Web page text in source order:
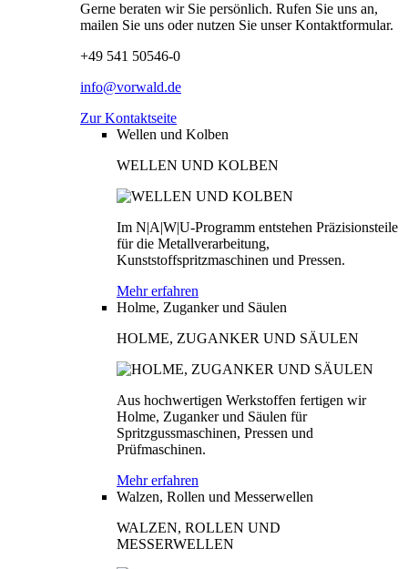
Gerne beraten wir Sie persönlich. Rufen Sie uns an,
mailen Sie uns oder nutzen Sie unser Kontaktformular.
+49 541 50546-0
info@vorwald.de
Zur Kontaktseite
Wellen und Kolben
WELLEN UND KOLBEN
Im N|A|W|U-Programm entstehen Präzisionsteile
für die Metallverarbeitung,
Kunststoffspritzmaschinen und Pressen.
Mehr erfahren
Holme, Zuganker und Säulen
HOLME, ZUGANKER UND SÄULEN
Aus hochwertigen Werkstoffen fertigen wir
Holme, Zuganker und Säulen für
Spritzgussmaschinen, Pressen und
Prüfmaschinen.
Mehr erfahren
Walzen, Rollen und Messerwellen
WALZEN, ROLLEN UND
MESSERWELLEN